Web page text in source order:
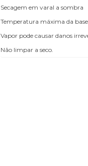
Secagem em varal a sombra
Temperatura máxima da
Vapor pode causar danos
Não limpar a seco.